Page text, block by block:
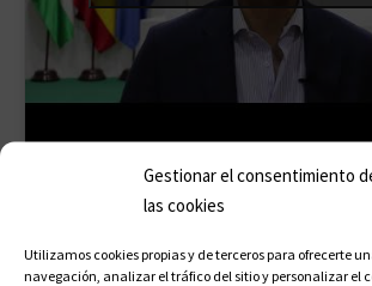
Gestionar el consentimiento
las cookies
Utilizamos cookies propias y de terceros para ofrecerte
navegación, analizar el tráfico del sitio y personalizar el